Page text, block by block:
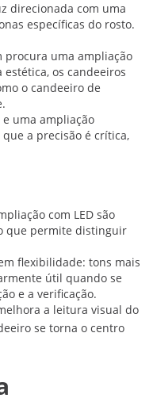
direcionada com uma
específicas do rosto.
procura uma ampliação
os candeeiros
o candeeiro de
uma ampliação
a precisão é crítica,
com LED são
que permite distinguir
flexibilidade: tons mais
útil quando se
e a verificação.
a leitura visual do
se torna o centro